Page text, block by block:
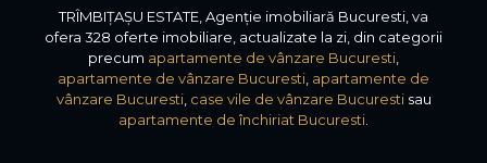
TRÎMBIȚAȘU ESTATE, Agenție imobiliară Bucuresti, va
ofera 328 oferte imobiliare, actualizate la zi, din categorii
precum apartamente de vânzare Bucuresti
apartamente de vânzare Bucuresti apartamente de
vânzare Bucuresti, case vile de vânzare Bucurestisau
apartamente de închiriat Bucuresti